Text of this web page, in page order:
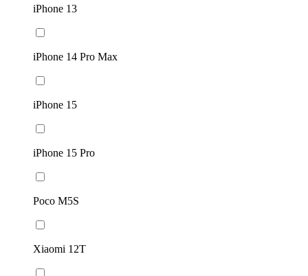
iPhone 13
iPhone 14 Pro Max
iPhone 15
iPhone 15 Pro
Poco M5S
Xiaomi 12T